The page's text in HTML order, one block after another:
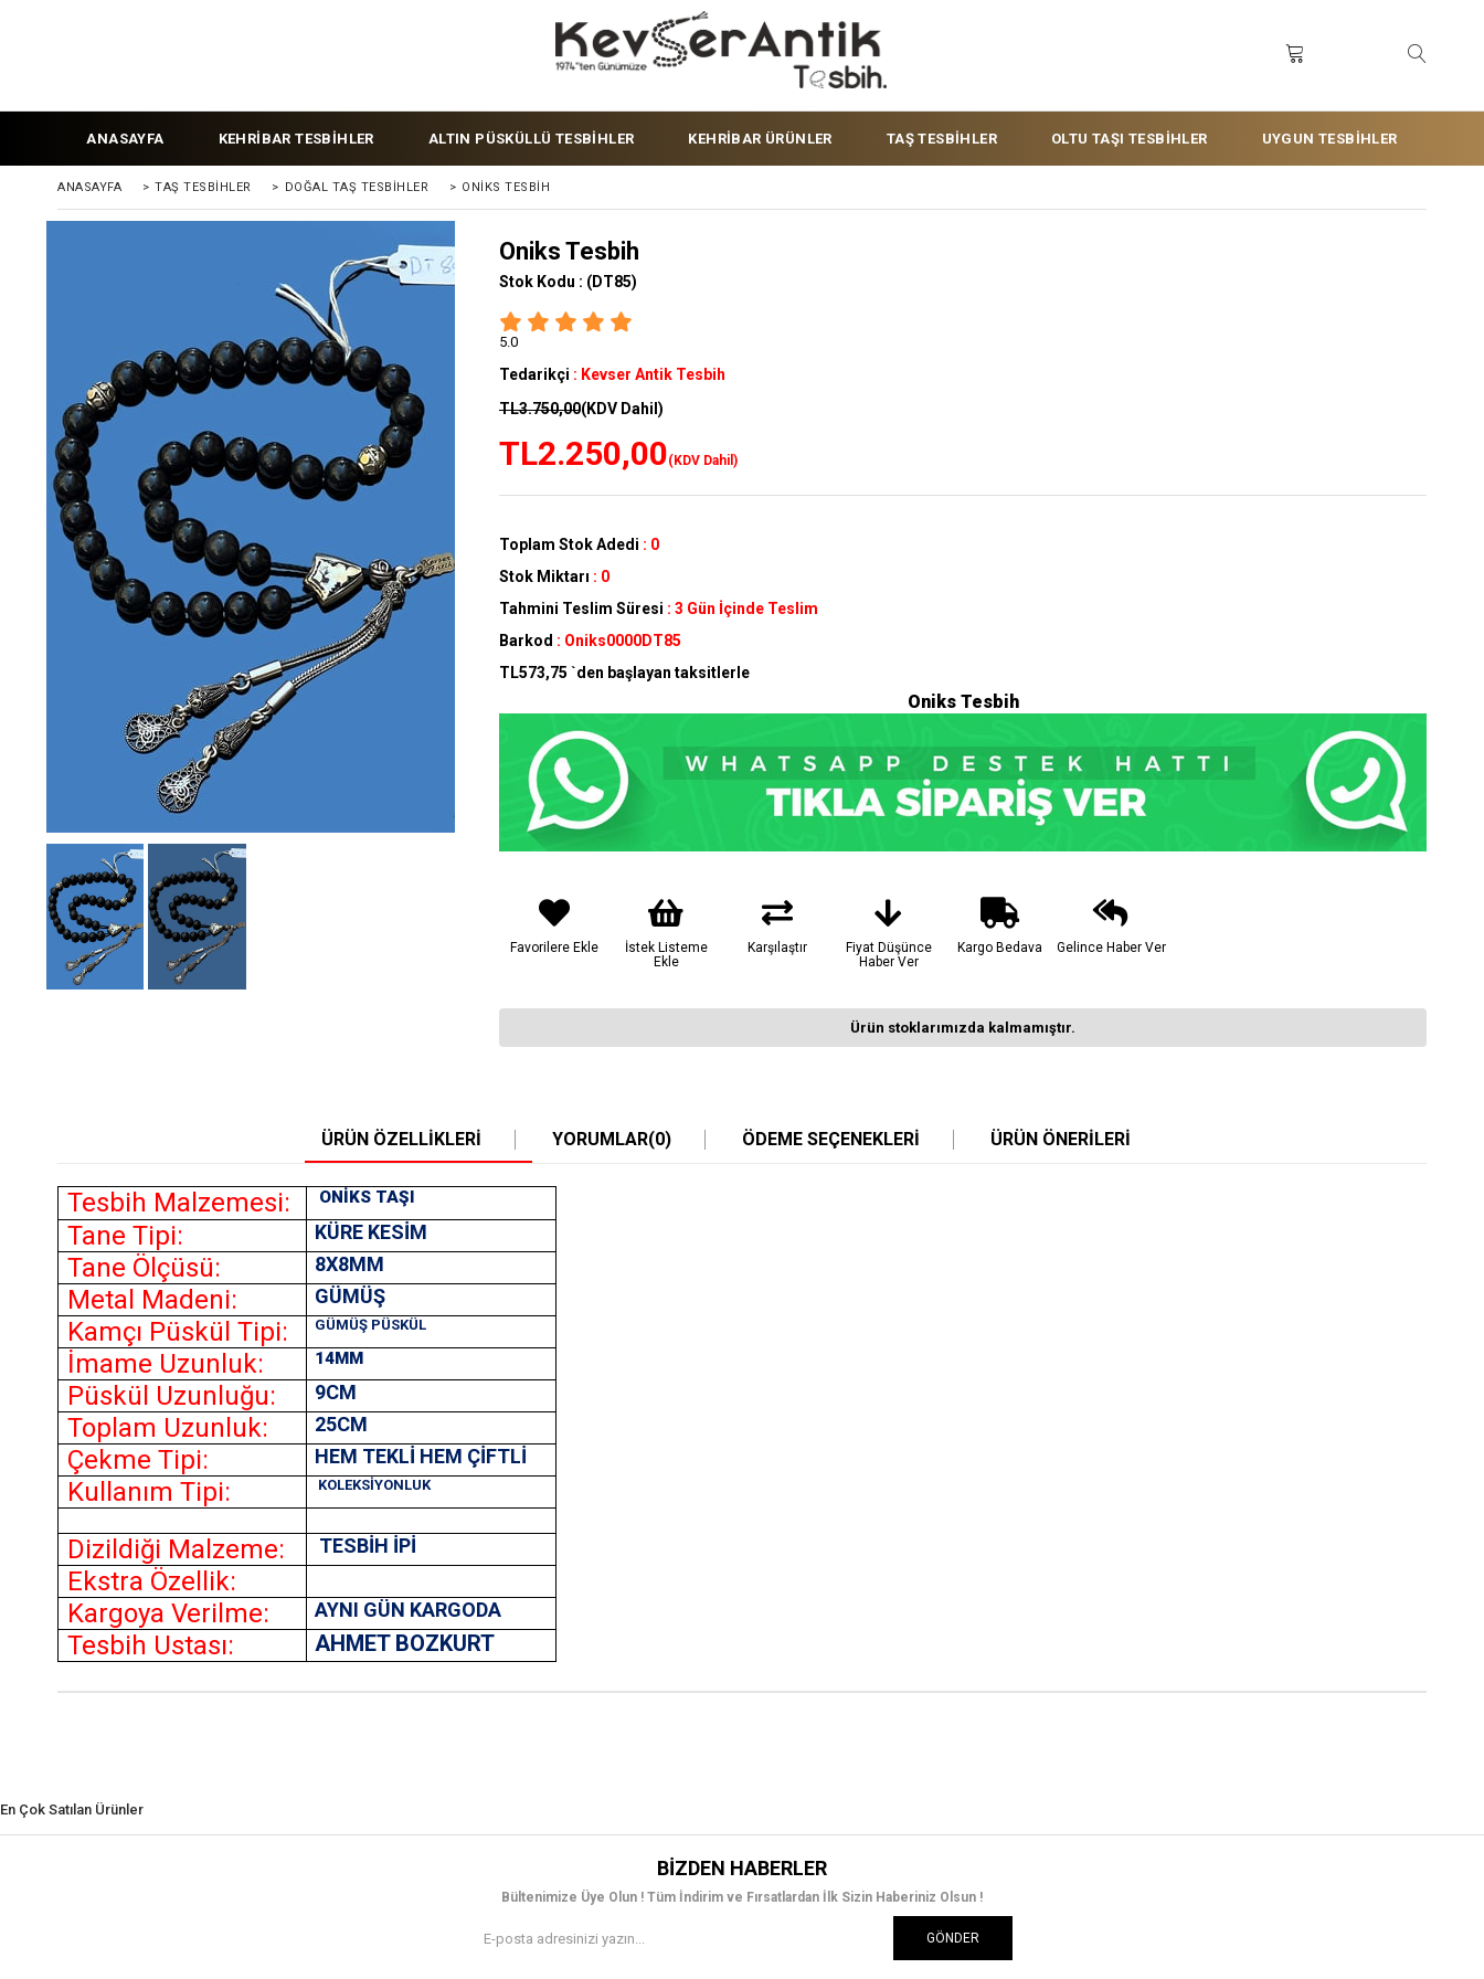
ANASAYFA KEHRİBAR TESBİHLER ALTIN PÜSKÜLLÜ TESBİHLER KEHRİBAR ÜRÜNLER TAŞ TESBİHLER OLTU TAŞI TESBİHLER UYGUN TESBİHLER
ANASAYFA > TAŞ TESBİHLER > DOĞAL TAŞ TESBİHLER > ONIKS TESBIH
Oniks Tesbih
Stok Kodu : (DT85)
5.0
Tedarikçi : Kevser Antik Tesbih
TL3.750,00(KDV Dahil)
TL2.250,00(KDV Dahil)
Toplam Stok Adedi : 0
Stok Miktarı : 0
Tahmini Teslim Süresi : 3 Gün İçinde Teslim
Barkod : Oniks0000DT85
TL573,75 `den başlayan taksitlerle
Oniks Tesbih
Favorilere Ekle
İstek Listeme
Ekle
Karşılaştır
Fiyat Düşünce
Haber Ver
Kargo Bedava Gelince Haber Ver
Ürün stoklarımızda kalmamıştır.
ÜRÜN ÖZELLIKLERI YORUMLAR(0) ÖDEME SEÇENEKLERI ÜRÜN ÖNERILERI
Tesbih Malzemesi: ONİKS TAŞI
Tane Tipi: KÜRE KESİM
Tane Ölçüsü: 8X8MM
Metal Madeni: GÜMÜŞ
Kamçı Püskül Tipi: GÜMÜŞ PÜSKÜL
İmame Uzunluk: 14MM
Püskül Uzunluğu: 9CM
Toplam Uzunluk: 25CM
Çekme Tipi: HEM TEKLİ HEM ÇİFTLİ
Kullanım Tipi: KOLEKSİYONLUK
Dizildiği Malzeme: TESBİH İPİ
Ekstra Özellik:
Kargoya Verilme:
AYNI GÜN KARGODA
Tesbih Ustası: AHMET BOZKURT
En Çok Satılan Ürünler
BIZDEN HABERLER
Bültenimize Üye Olun ! Tüm İndirim ve Fırsatlardan İlk Sizin Haberiniz Olsun !
GÖNDER